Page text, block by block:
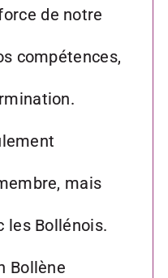
de notre
compétences,
mais
les Bollénois.
Bollène